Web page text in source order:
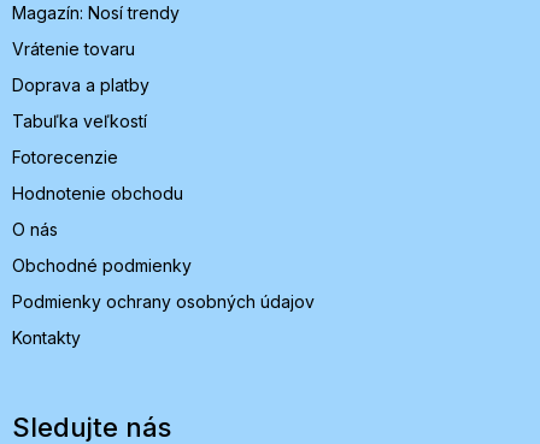
eMagazín: Nosí trendy
Vrátenie tovaru
Doprava a platby
Tabuľka veľkostí
Fotorecenzie
Hodnotenie obchodu
O nás
Obchodné podmienky
Podmienky ochrany osobných údajov
Kontakty
Sledujte nás